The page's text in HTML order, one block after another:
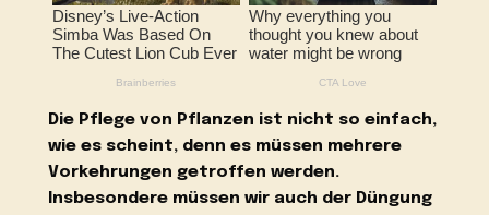
Die Pflege von Pflanzen ist nicht so einfach,
wie es scheint, denn es müssen mehrere
Vorkehrungen getroffen werden.
Insbesondere müssen wir auch der Düngung